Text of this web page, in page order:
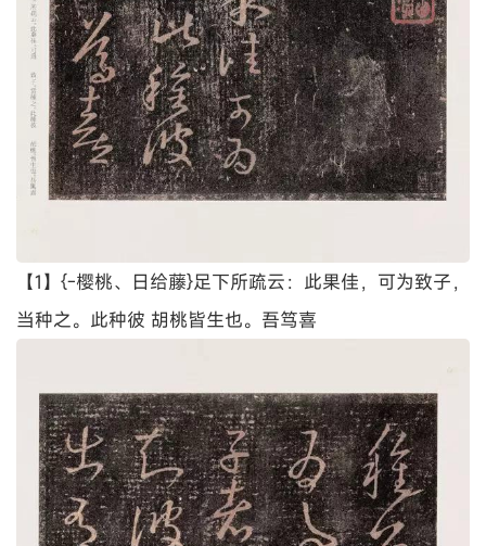
【1】{-樱桃、日给藤}足下所疏云：此果佳，可为致子，
当种之。此种彼 胡桃皆生也。吾笃喜